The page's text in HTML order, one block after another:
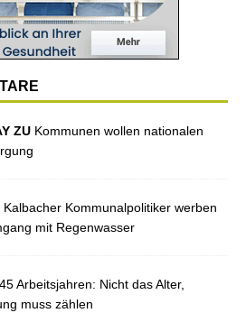
ZU Kommunen wollen nationalen
Kalbacher Kommunalpolitiker werben
mit Regenwasser
Arbeitsjahren: Nicht das Alter,
muss zählen